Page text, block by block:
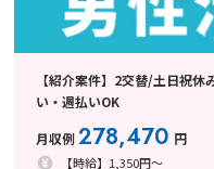
【紹介案件】2交替/土日祝
い・週払いOK
月収例278,470 円
【時給】1,350円～